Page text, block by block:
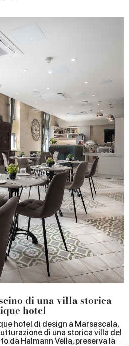
di una villa storica
hotel
hotel di design a Marsascala,
di una storica villa del
da Halmann Vella, preserva la